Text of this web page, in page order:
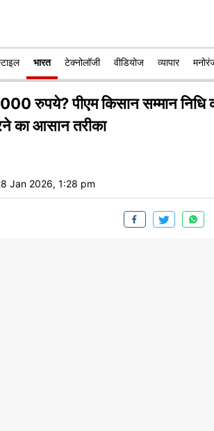
भारत टेक्नोलॉजी वीडियोज व्यापार
रुपये? पीएम किसान सम्मान निधि
का आसान तरीका
Jan 2026, 1:28 pm